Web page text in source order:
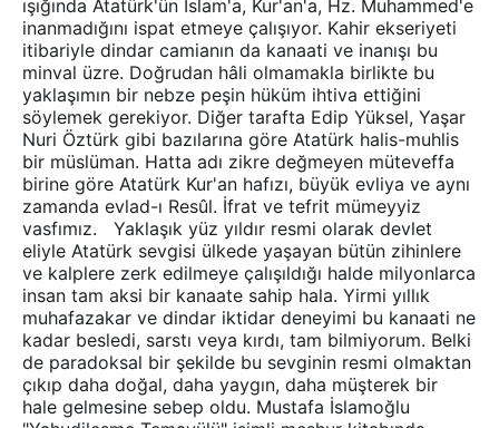
ışığında Atatürk'ün İslam'a, Kur'an'a, Hz. Muhammed'e
inanmadığını ispat etmeye çalışıyor. Kahir ekseriyeti
itibariyle dindar camianın da kanaati ve inanışı bu
minval üzre. Doğrudan hâli olmamakla birlikte bu
yaklaşımın bir nebze peşin hüküm ihtiva ettiğini
söylemek gerekiyor. Diğer tarafta Edip Yüksel, Yaşar
Nuri Öztürk gibi bazılarına göre Atatürk halis-muhlis
bir müslüman. Hatta adı zikre değmeyen müteveffa
birine göre Atatürk Kur'an hafızı, büyük evliya ve aynı
zamanda evlad-ı Resûl. İfrat ve tefrit mümeyyiz
vasfımız. Yaklaşık yüz yıldır resmi olarak devlet
eliyle Atatürk sevgisi ülkede yaşayan bütün zihinlere
ve kalplere zerk edilmeye çalışıldığı halde milyonlarca
insan tam aksi bir kanaate sahip hala. Yirmi yıllık
muhafazakar ve dindar iktidar deneyimi bu kanaati ne
kadar besledi, sarstı veya kırdı, tam bilmiyorum. Belki
de paradoksal bir şekilde bu sevginin resmi olmaktan
çıkıp daha doğal, daha yaygın, daha müşterek bir
hale gelmesine sebep oldu. Mustafa İslamoğlu